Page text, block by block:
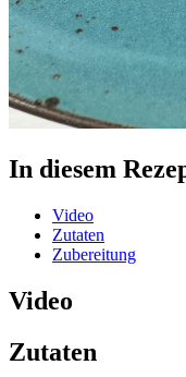
In diesem
Video
Zutaten
Zubereitung
Video
Zutaten